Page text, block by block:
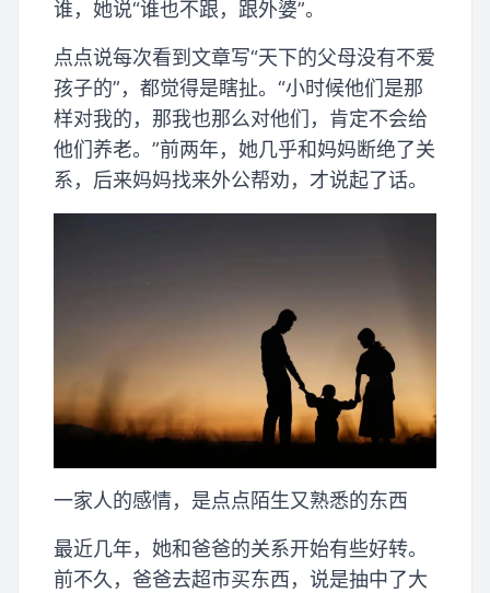
谁，她说“谁也不跟，跟外婆”。
点点说每次看到文章写“天下的父母没有不爱
孩子的”，都觉得是瞎扯。“小时候他们是那
样对我的，那我也那么对他们，肯定不会给
他们养老。”前两年，她几乎和妈妈断绝了关
系，后来妈妈找来外公帮劝，才说起了话。
一家人的感情，是点点陌生又熟悉的东西
最近几年，她和爸爸的关系开始有些好转。
前不久，爸爸去超市买东西，说是抽中了大